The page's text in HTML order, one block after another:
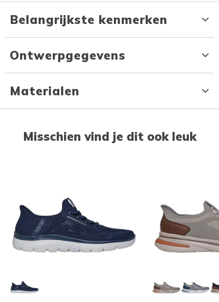
Belangrijkste kenmerken
Ontwerpgegevens
Materialen
Misschien vind je dit ook leuk